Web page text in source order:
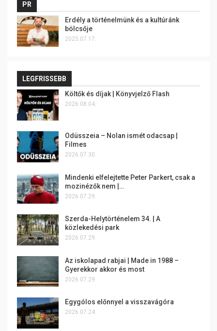
PR
Erdély a történelmünk és a kultúránk
bölcsője
2025.07.17.
LEGFRISSEBB
Költők és díjak | Könyvjelző Flash
2026.08.04.
Odüsszeia – Nolan ismét odacsap |
Filmes
2026.07.30.
Mindenki elfelejtette Peter Parkert, csak a
mozinézők nem |…
2026.07.29.
Szerda-Helytörténelem 34. | A
közlekedési park
2026.07.29.
Az iskolapad rabjai | Made in 1988 –
Gyerekkor akkor és most
2026.07.29.
Egygólos előnnyel a visszavágóra
2026.07.24.